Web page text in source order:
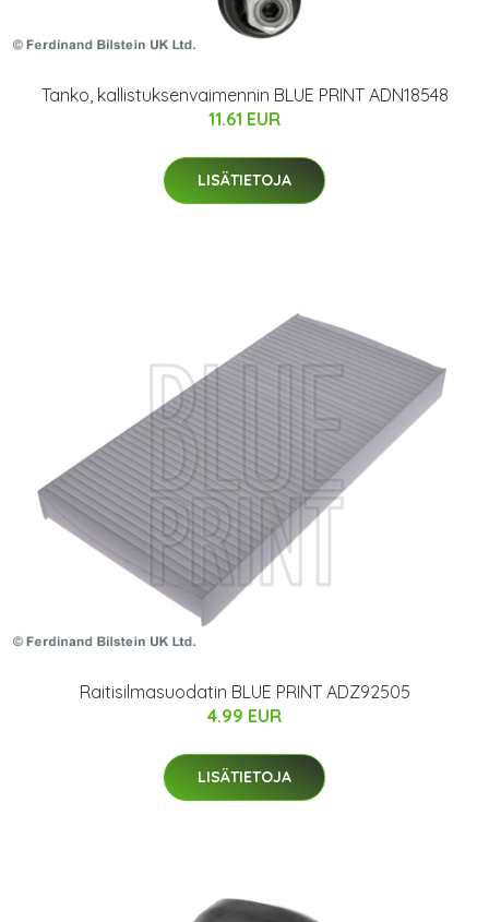
Tanko, kallistuksenvaimennin BLUE PRINT ADN18548
11.61 EUR
LISÄTIETOJA
Raitisilmasuodatin BLUE PRINT ADZ92505
4.99 EUR
LISÄTIETOJA